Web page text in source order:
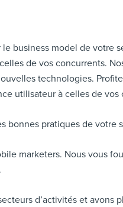
business model de votre
de vos concurrents.
technologies.
utilisateur à celles de vos
bonnes pratiques de votre
marketers. Nous vous
d’activités et avons